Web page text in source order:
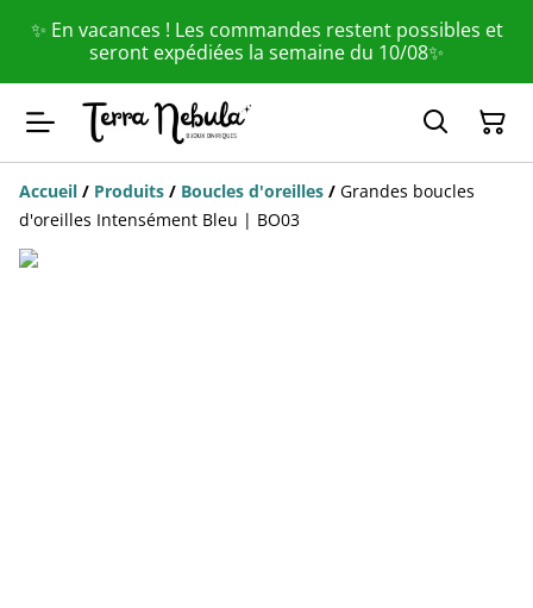
✨ En vacances ! Les commandes restent possibles et
seront expédiées la semaine du 10/08✨
Accueil / Produits / Boucles d'oreilles / Grandes boucles
d'oreilles Intensément Bleu | BO03